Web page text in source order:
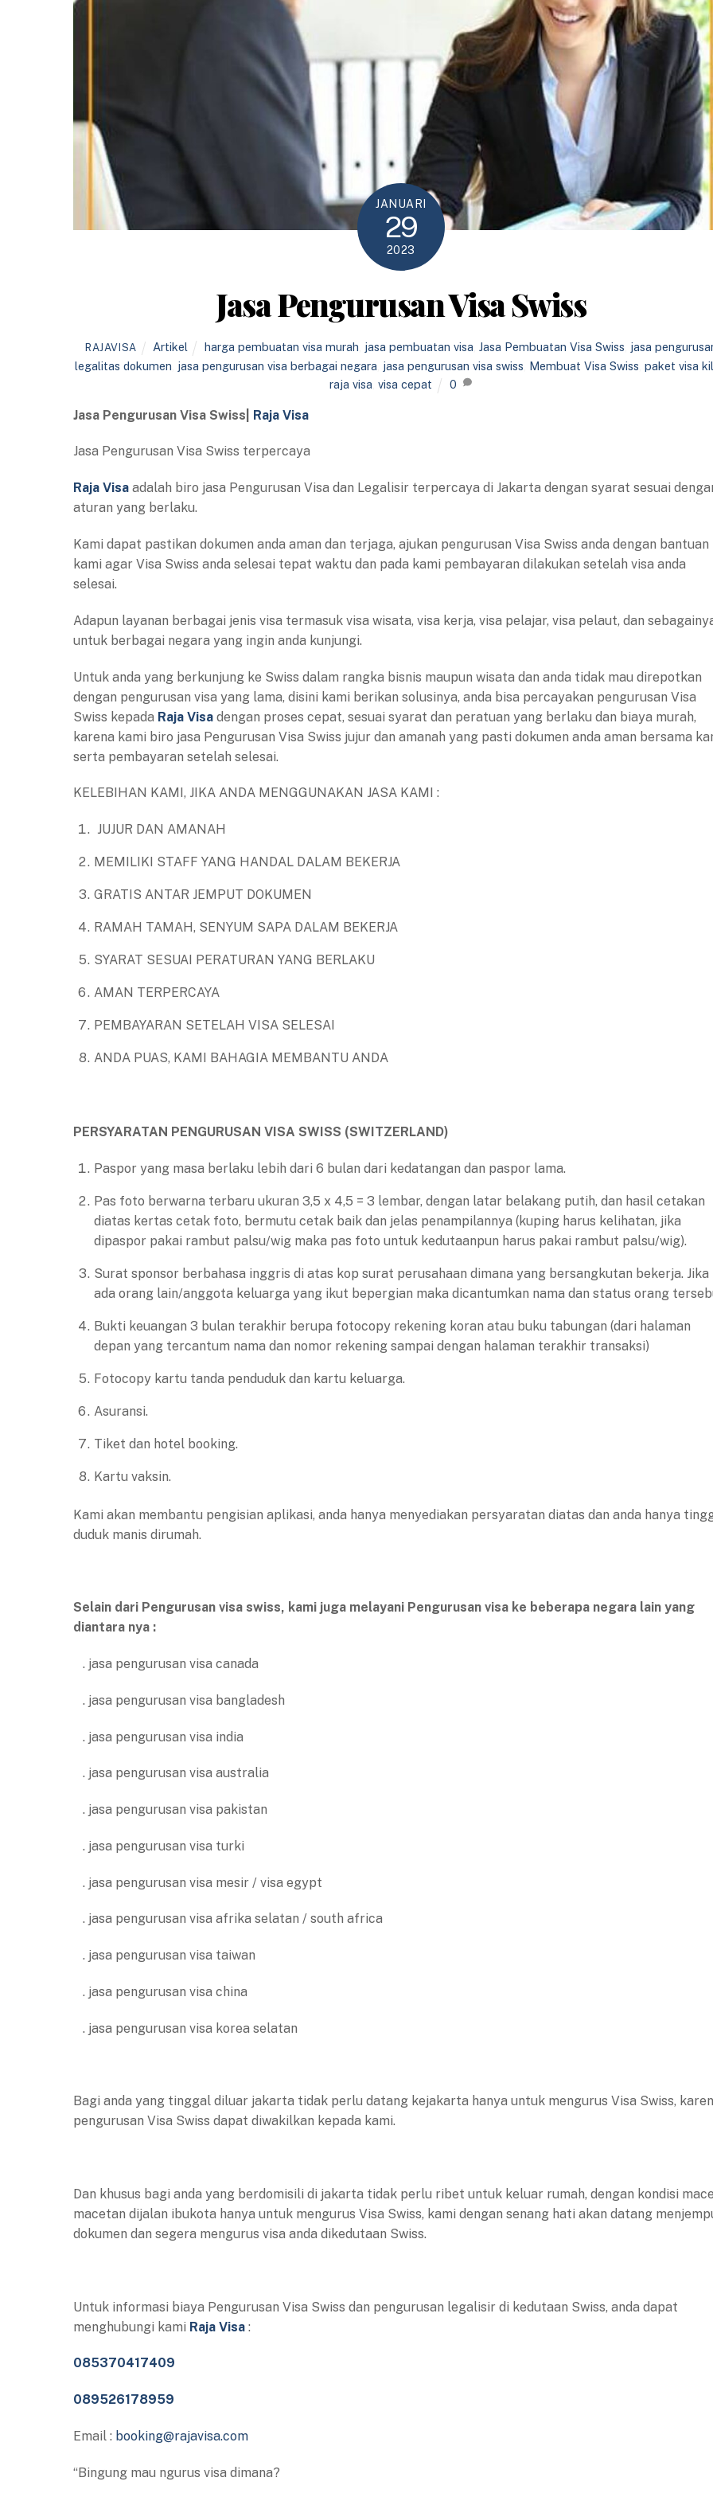
JANUARI
29
2023
Jasa Pengurusan Visa Swiss
RAJAVISA Artikel harga pembuatan visa murah jasa pembuatan visa Jasa Pembuatan Visa Swiss jasa
legalitas dokumen jasa pengurusan visa berbagai negara jasa pengurusan visa swiss Membuat Visa Swiss paket visa
raja visa ,visa cepat 0
Jasa Pengurusan Visa Swiss| Raja Visa
Jasa Pengurusan Visa Swiss terpercaya
Raja Visa adalah biro jasa Pengurusan Visa dan Legalisir terpercaya di Jakarta dengan syarat sesuai
aturan yang berlaku.
Kami dapat pastikan dokumen anda aman dan terjaga, ajukan pengurusan Visa Swiss anda dengan bantuan
kami agar Visa Swiss anda selesai tepat waktu dan pada kami pembayaran dilakukan setelah visa anda
selesai.
Adapun layanan berbagai jenis visa termasuk visa wisata, visa kerja, visa pelajar, visa pelaut, dan
untuk berbagai negara yang ingin anda kunjungi.
Untuk anda yang berkunjung ke Swiss dalam rangka bisnis maupun wisata dan anda tidak mau direpotkan
dengan pengurusan visa yang lama, disini kami berikan solusinya, anda bisa percayakan pengurusan Visa
Swiss kepada Raja Visa dengan proses cepat, sesuai syarat dan peratuan yang berlaku dan biaya murah,
karena kami biro jasa Pengurusan Visa Swiss jujur dan amanah yang pasti dokumen anda aman bersama
serta pembayaran setelah selesai.
KELEBIHAN KAMI, JIKA ANDA MENGGUNAKAN JASA KAMI :
JUJUR DAN AMANAH
MEMILIKI STAFF YANG HANDAL DALAM BEKERJA
GRATIS ANTAR JEMPUT DOKUMEN
RAMAH TAMAH, SENYUM SAPA DALAM BEKERJA
SYARAT SESUAI PERATURAN YANG BERLAKU
AMAN TERPERCAYA
PEMBAYARAN SETELAH VISA SELESAI
ANDA PUAS, KAMI BAHAGIA MEMBANTU ANDA
PERSYARATAN PENGURUSAN VISA SWISS (SWITZERLAND)
Paspor yang masa berlaku lebih dari 6 bulan dari kedatangan dan paspor lama.
Pas foto berwarna terbaru ukuran 3,5 x 4,5 = 3 lembar, dengan latar belakang putih, dan hasil cetakan
diatas kertas cetak foto, bermutu cetak baik dan jelas penampilannya (kuping harus kelihatan, jika
dipaspor pakai rambut palsu/wig maka pas foto untuk kedutaanpun harus pakai rambut palsu/wig).
Surat sponsor berbahasa inggris di atas kop surat perusahaan dimana yang bersangkutan bekerja. Jika
ada orang lain/anggota keluarga yang ikut bepergian maka dicantumkan nama dan status orang
Bukti keuangan 3 bulan terakhir berupa fotocopy rekening koran atau buku tabungan (dari halaman
depan yang tercantum nama dan nomor rekening sampai dengan halaman terakhir transaksi)
Fotocopy kartu tanda penduduk dan kartu keluarga.
Asuransi.
Tiket dan hotel booking.
Kartu vaksin.
Kami akan membantu pengisian aplikasi, anda hanya menyediakan persyaratan diatas dan anda hanya
duduk manis dirumah.
Selain dari Pengurusan visa swiss, kami juga melayani Pengurusan visa ke beberapa negara lain yang
diantara nya :
. jasa pengurusan visa canada
. jasa pengurusan visa bangladesh
. jasa pengurusan visa india
. jasa pengurusan visa australia
. jasa pengurusan visa pakistan
. jasa pengurusan visa turki
. jasa pengurusan visa mesir / visa egypt
. jasa pengurusan visa afrika selatan / south africa
. jasa pengurusan visa taiwan
. jasa pengurusan visa china
. jasa pengurusan visa korea selatan
Bagi anda yang tinggal diluar jakarta tidak perlu datang kejakarta hanya untuk mengurus Visa Swiss,
pengurusan Visa Swiss dapat diwakilkan kepada kami.
Dan khusus bagi anda yang berdomisili di jakarta tidak perlu ribet untuk keluar rumah, dengan kondisi
macetan dijalan ibukota hanya untuk mengurus Visa Swiss, kami dengan senang hati akan datang
dokumen dan segera mengurus visa anda dikedutaan Swiss.
Untuk informasi biaya Pengurusan Visa Swiss dan pengurusan legalisir di kedutaan Swiss, anda dapat
menghubungi kami Raja Visa :
085370417409
089526178959
Email : booking@rajavisa.com
“Bingung mau ngurus visa dimana?